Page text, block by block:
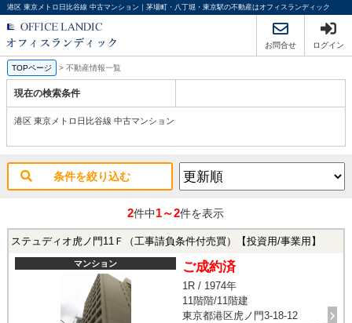
港区 東京メトロ日比谷線 中古マンション｜茅場町・八丁堀・東京駅の不動産はオフィスランディック
お問合せ ログイン
TOPページ > 不動産情報一覧
現在の検索条件
港区 東京メトロ日比谷線 中古マンション
条件を絞り込む
2件中1～2件を表示
ステュディオ虎ノ門11Ｆ（工事請負条件付売買）【投資用/事業用】
マンション ご成約済
1R / 1974年
11階階/11階建
東京都港区虎ノ門3-18-12